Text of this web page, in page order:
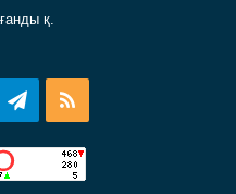
қ.
Telegram